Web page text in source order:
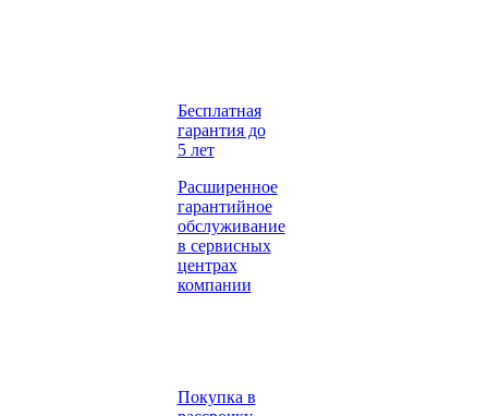
Бесплатная
гарантия до
5 лет
Расширенное
гарантийное
обслуживание
в сервисных
центрах
компании
Покупка в